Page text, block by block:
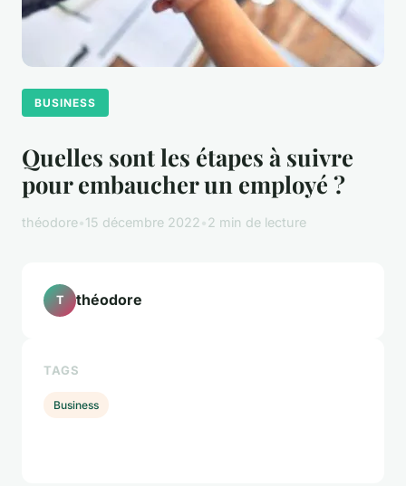
BUSINESS
Quelles sont les étapes à suivre
pour embaucher un employé ?
théodore•15 décembre 2022•2 min de lecture
T théodore
TAGS
Business